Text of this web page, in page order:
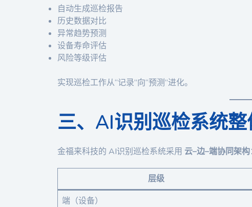
自动生成巡检报告
历史数据对比
异常趋势预测
设备寿命评估
风险等级评估
实现巡检工作从“记录”向“预测”进化。
三、AI识别巡检系统
金福来科技的 AI识别巡检系统采用 云–边–端协同架构：
层级
端（设备）